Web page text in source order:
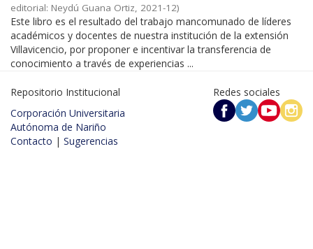
editorial: Neydú Guana Ortiz, 2021-12)
Este libro es el resultado del trabajo mancomunado de líderes
académicos y docentes de nuestra institución de la extensión
Villavicencio, por proponer e incentivar la transferencia de
conocimiento a través de experiencias ...
Repositorio Institucional
Corporación Universitaria
Autónoma de Nariño
Contacto | Sugerencias
Redes sociales